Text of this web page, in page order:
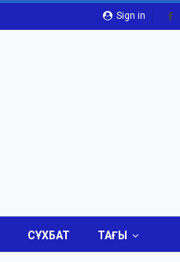
Sign in
СҰХБАТ ТАҒЫ